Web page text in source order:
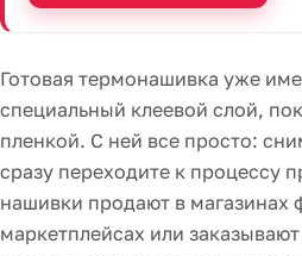
Готовая термонашивка уже
специальный клеевой слой,
пленкой. С ней все просто:
сразу переходите к процессу
нашивки продают в магазинах
маркетплейсах или